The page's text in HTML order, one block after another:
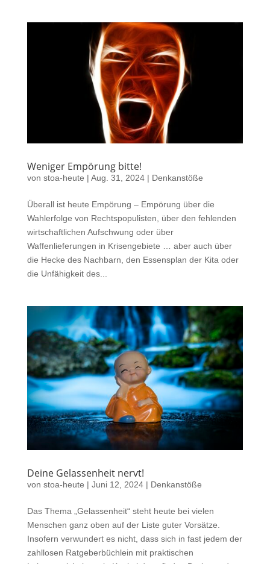
Weniger Empörung bitte!
von stoa-heute | Aug. 31, 2024| Denkanstöße
Überall ist heute Empörung – Empörung über die
Wahlerfolge von Rechtspopulisten, über den fehlenden
wirtschaftlichen Aufschwung oder über
Waffenlieferungen in Krisengebiete … aber auch über
die Hecke des Nachbarn, den Essensplan der Kita oder
die Unfähigkeit des...
Deine Gelassenheit nervt!
von stoa-heute | Juni 12, 2024| Denkanstöße
Das Thema „Gelassenheit“ steht heute bei vielen
Menschen ganz oben auf der Liste guter Vorsätze.
Insofern verwundert es nicht, dass sich in fast jedem der
zahllosen Ratgeberbüchlein mit praktischen